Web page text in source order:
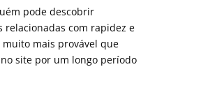
pode descobrir
relacionadas com rapidez e
muito mais provável que
site por um longo período